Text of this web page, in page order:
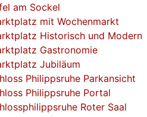
am Sockel
mit Wochenmarkt
Historisch und Modern
Gastronomie
Jubiläum
Philippsruhe Parkansicht
Philippsruhe Portal
Roter Saal